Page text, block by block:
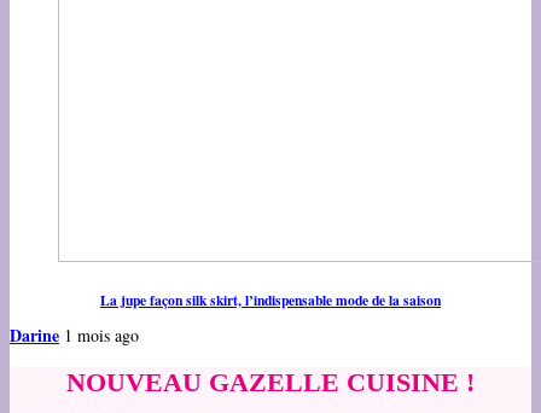
La jupe façon silk skirt, l’indispensable mode de la saison
Darine 1 mois ago
NOUVEAU GAZELLE CUISINE !